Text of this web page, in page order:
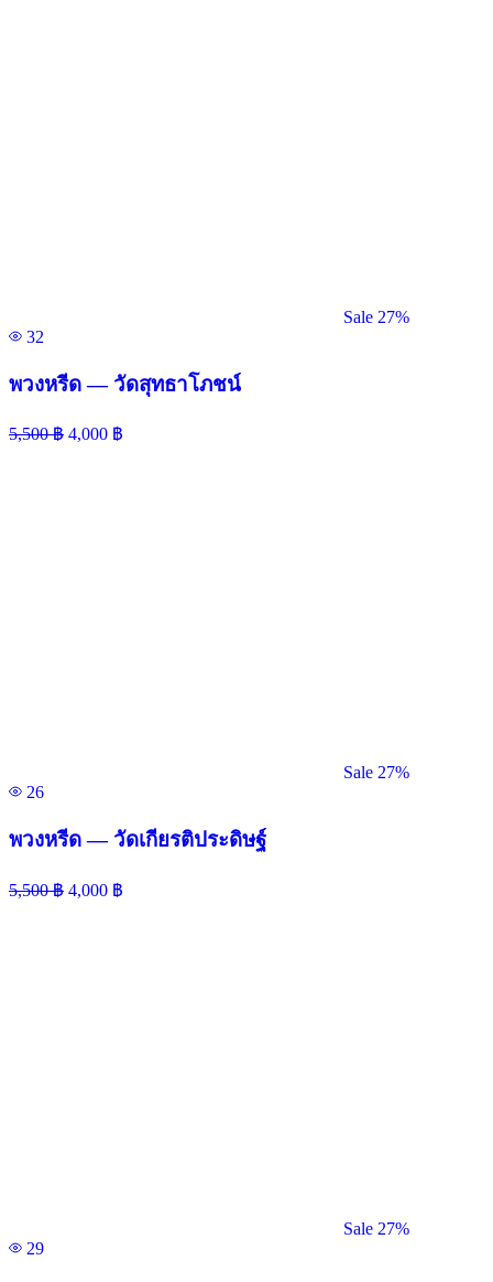
Sale 27%
32
พวงหรีด — วัดสุทธาโภชน์
5,500฿ 4,000 ฿
Sale 27%
26
พวงหรีด — วัดเกียรติประดิษฐ์
5,500฿ 4,000 ฿
Sale 27%
29